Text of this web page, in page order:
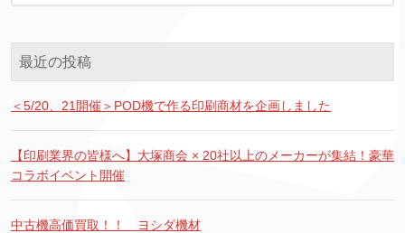
最近の投稿
＜5/20、21開催＞POD機で作る印刷商材を企画しました
【印刷業界の皆様へ】大塚商会 × 20社以上のメーカーが集結！豪華
コラボイベント開催
中古機高価買取！！ ヨシダ機材